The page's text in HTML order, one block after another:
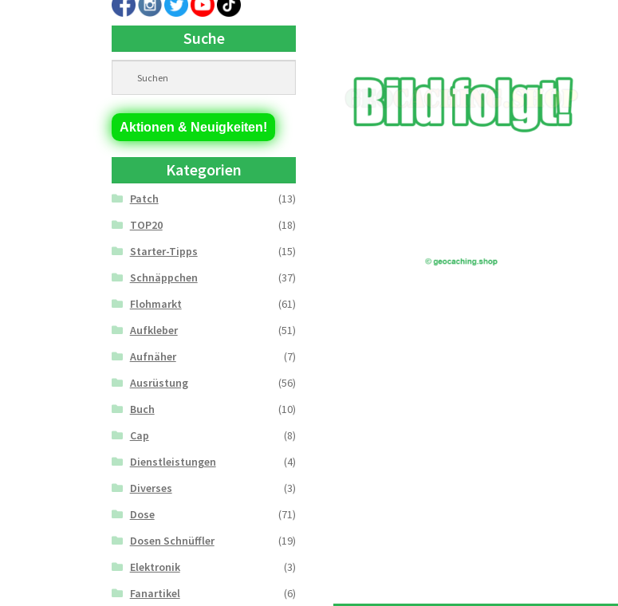
Suche
Aktionen & Neuigkeiten!
Kategorien
Patch
(13)
TOP20
(18)
Starter-Tipps
(15)
Schnäppchen
(37)
Flohmarkt
(61)
Aufkleber
(51)
Aufnäher
(7)
Ausrüstung
(56)
Buch
(10)
Cap
(8)
Dienstleistungen
(4)
Diverses
(3)
Dose
(71)
Dosen Schnüffler
(19)
Elektronik
(3)
Fanartikel
(6)